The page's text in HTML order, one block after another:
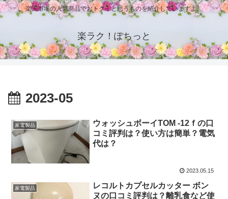
楽天市場の人気商品でおトク！と思うものを紹介していますよ。
楽ラク！ぽちっと
2023-05
家電製品
ウォッシュボーイTOM -12ｆの口
コミ評判は？使い方は簡単？電気
代は？
2023.05.15
家電製品
レコルトカプセルカッター ボン
ヌの口コミ評判は？離乳食など使